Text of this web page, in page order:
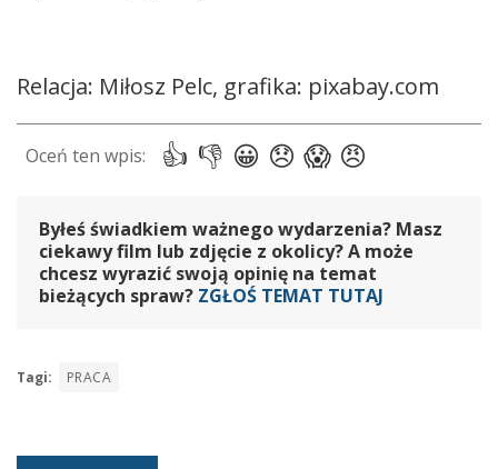
Relacja: Miłosz Pelc, grafika: pixabay.com
Byłeś świadkiem ważnego wydarzenia? Masz
ciekawy film lub zdjęcie z okolicy? A może
chcesz wyrazić swoją opinię na temat
bieżących spraw? ZGŁOŚ TEMAT TUTAJ
Tagi: PRACA